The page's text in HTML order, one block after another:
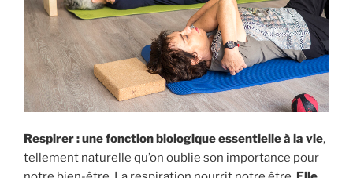
Respirer : une fonction biologique essentielle à la vie,
tellement naturelle qu’on oublie son importance pour